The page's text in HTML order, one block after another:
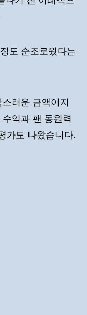
도 순조로웠다는
러운 금액이지
익과 팬 동원력
가도 나왔습니다.